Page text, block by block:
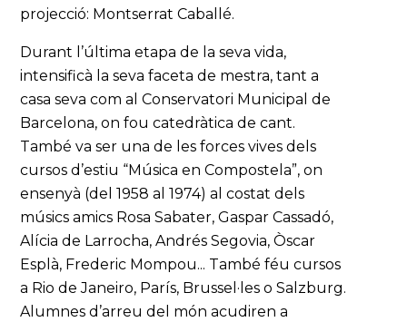
projecció: Montserrat Caballé.
Durant l’última etapa de la seva vida,
intensificà la seva faceta de mestra, tant a
casa seva com al Conservatori Municipal de
Barcelona, on fou catedràtica de cant.
També va ser una de les forces vives dels
cursos d’estiu “Música en Compostela”, on
ensenyà (del 1958 al 1974) al costat dels
músics amics Rosa Sabater, Gaspar Cassadó,
Alícia de Larrocha, Andrés Segovia, Òscar
Esplà, Frederic Mompou... També féu cursos
a Rio de Janeiro, París, Brussel·les o Salzburg.
Alumnes d’arreu del món acudiren a